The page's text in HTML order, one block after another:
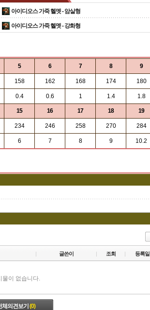
아이디오스 가죽 헬멧 -암살형
아이디오스 가죽 헬멧 -강화형
5 6 7 8 9
158 162 168 174 180
0.4 0.6 1 1.4 1.8
15 16 17 18 19
234 246 258 270 284
6 7 8 9 10.2
글쓴이 조회 등록일
물이 없습니다.
체의견보기 (0)